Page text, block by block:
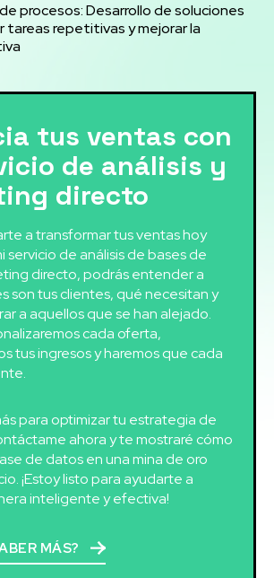
procesos: Desarrollo de soluciones
tareas repetitivas y mejorar la
tus ventas con
de análisis y
directo
a transformar tus ventas hoy
servicio de análisis de bases de
directo, podrás entender a
son tus clientes, qué necesitan y
a aquellos que se han alejado.
cada oferta,
tus ingresos y haremos que cada
para optimizar tu estrategia de
ahora y te mostraré cómo
de datos en una mina de oro
¡Estoy listo para ayudarte a
inteligente y efectiva!
MÁS?